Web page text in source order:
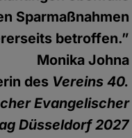
Sparmaßnahmen
betroffen.”
Monika Johna
des Vereins 40.
Evangelischer
Düsseldorf 2027